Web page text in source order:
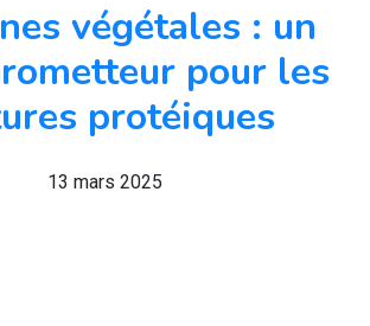
végétales : un
pour les
protéiques
13 mars 2025